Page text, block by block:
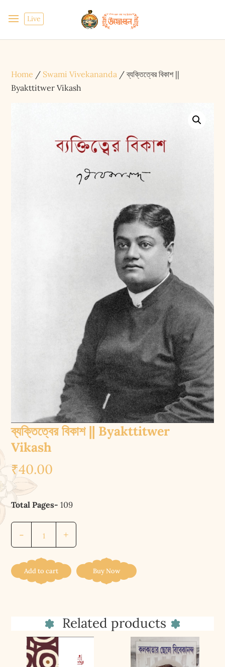
Live
Home / Swami Vivekananda / ব্যক্তিত্বের বিকাশ ||
Byakttitwer Vikash
ব্যক্তিত্বের বিকাশ || Byakttitwer
Vikash
₹40.00
Total Pages-109
-
Byakttitwer
Vikash
+
Add to cart Buy Now
Related products